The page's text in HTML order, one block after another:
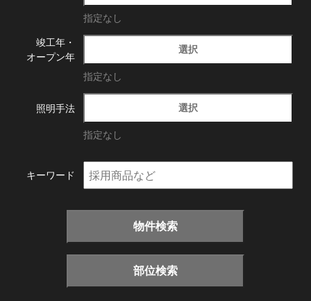
指定なし
竣工年・
オープン年
選択
指定なし
照明手法 選択
指定なし
キーワード
物件検索
部位検索